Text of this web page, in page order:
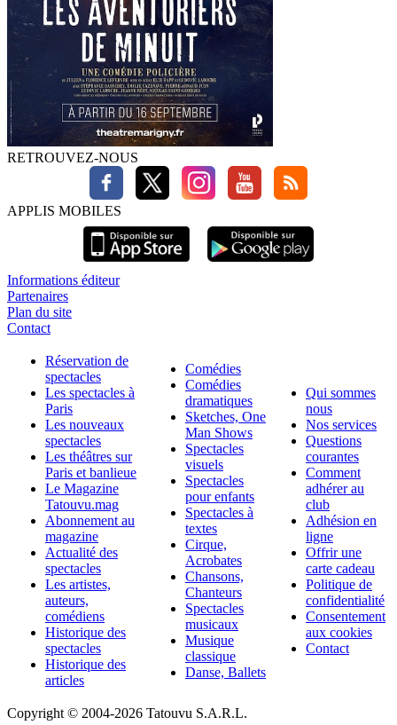
RETROUVEZ-NOUS
APPLIS MOBILES
Informations éditeur
Partenaires
Plan du site
Contact
Réservation de
spectacles
Les spectacles à
Paris
Les nouveaux
spectacles
Les théâtres sur
Paris et banlieue
Le Magazine
Tatouvu.mag
Abonnement au
magazine
Actualité des
spectacles
Les artistes,
auteurs,
comédiens
Historique des
spectacles
Historique des
articles
Comédies
Comédies
dramatiques
Sketches, One
Man Shows
Spectacles
visuels
Spectacles
pour enfants
Spectacles à
textes
Cirque,
Acrobates
Chansons,
Chanteurs
Spectacles
musicaux
Musique
classique
Danse, Ballets
Qui sommes
nous
Nos services
Questions
courantes
Comment
adhérer au
club
Adhésion en
ligne
Offrir une
carte cadeau
Politique de
confidentialité
Consentement
aux cookies
Contact
Copyright © 2004-2026 Tatouvu S.A.R.L.